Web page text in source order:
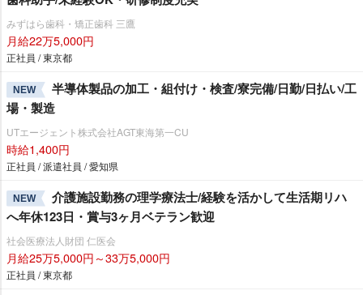
みずはら歯科・矯正歯科 三鷹
月給22万5,000円
正社員 / 東京都
NEW
半導体製品の加工・組付け・検査/寮完備/日勤/日払い/工
場・製造
UTエージェント株式会社AGT東海第一CU
時給1,400円
正社員 / 派遣社員 / 愛知県
NEW
介護施設勤務の理学療法士/経験を活かして生活期リハ
へ年休123日・賞与3ヶ月ベテラン歓迎
社会医療法人財団 仁医会
月給25万5,000円～33万5,000円
正社員 / 東京都